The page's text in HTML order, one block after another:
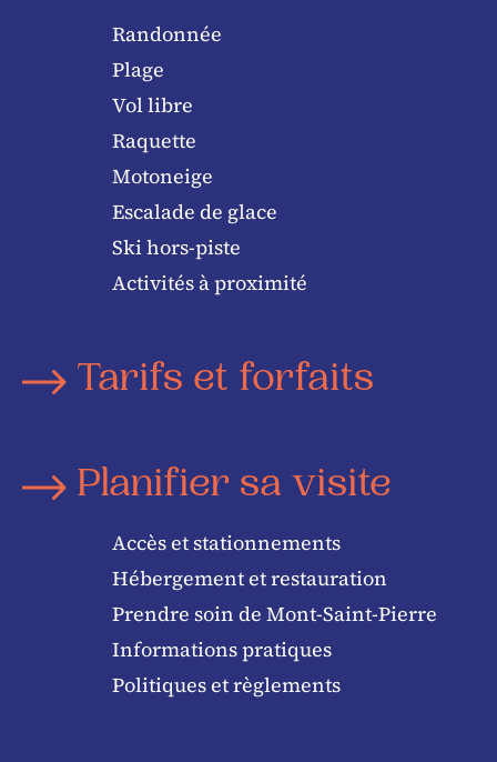
Randonnée
Plage
Vol libre
Raquette
Motoneige
Escalade de glace
Ski hors-piste
Activités à proximité
Tarifs et forfaits
Planifier sa visite
Accès et stationnements
Hébergement et restauration
Prendre soin de Mont-Saint-Pierre
Informations pratiques
Politiques et règlements